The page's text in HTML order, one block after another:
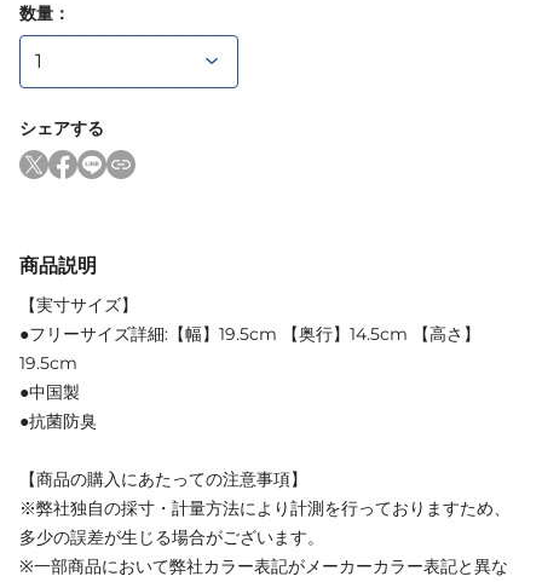
数量：
シェアする
商品説明
【実寸サイズ】
●フリーサイズ詳細:【幅】19.5cm 【奥行】14.5cm 【高さ】
19.5cm
●中国製
●抗菌防臭
【商品の購入にあたっての注意事項】
※弊社独自の採寸・計量方法により計測を行っておりますため、
多少の誤差が生じる場合がございます。
※一部商品において弊社カラー表記がメーカーカラー表記と異な